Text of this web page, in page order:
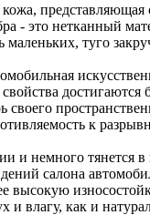
- это нетканный
туго
к
и немного тянется
салона
и влагу, как и